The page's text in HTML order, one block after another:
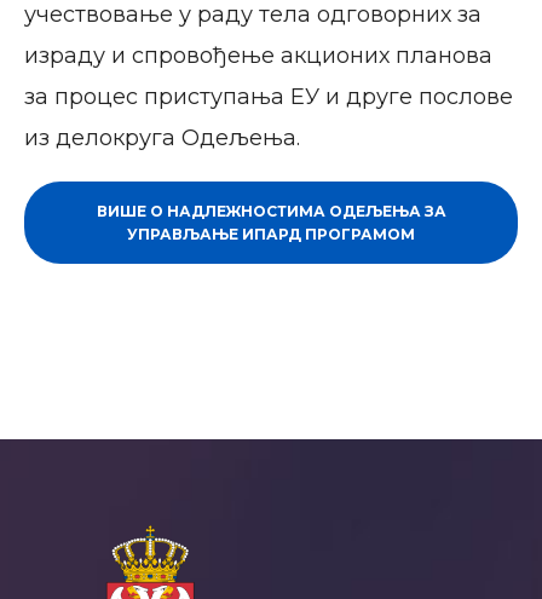
учествовање у раду тела одговорних за
израду и спровођење акционих планова
за процес приступања ЕУ и друге послове
из делокруга Одељења.
ВИШЕ О НАДЛЕЖНОСТИМА ОДЕЉЕЊА ЗА
УПРАВЉАЊЕ ИПАРД ПРОГРАМОМ